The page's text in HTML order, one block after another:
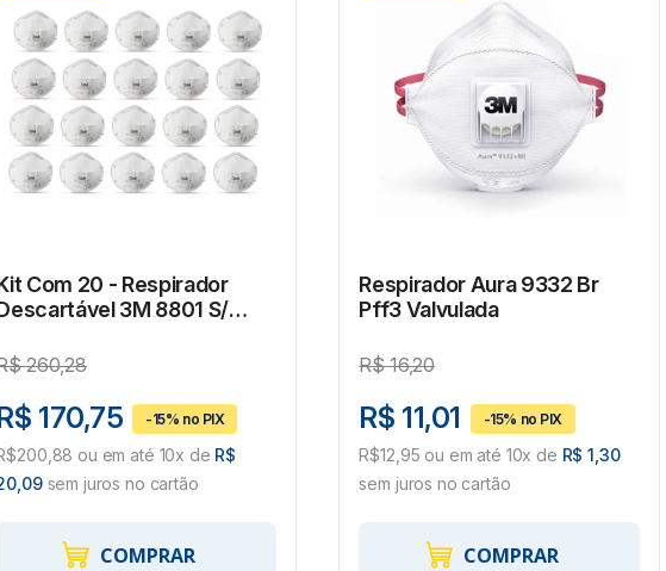
Com 20 - Respirador
3M 8801 S/
260,28
170,75
ou em até 10x de R$
sem juros no cartão
COMPRAR
Respirador Aura 9332 Br
Pff3 Valvulada
R$16,20
R$ 11,01
R$12,95 ou em até 10x de R$ 1,30
sem juros no cartão
COMPRAR